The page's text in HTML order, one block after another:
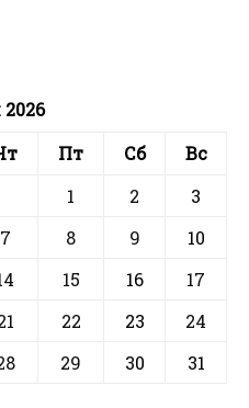
Пт Сб
Вс
1
2
3
7 8 9
10
15 16
17
22 23
24
29 30
31